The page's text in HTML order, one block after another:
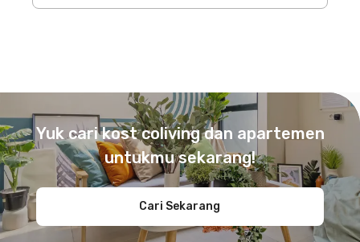
Yuk cari kost coliving dan apartemen
untukmu sekarang!
Cari Sekarang